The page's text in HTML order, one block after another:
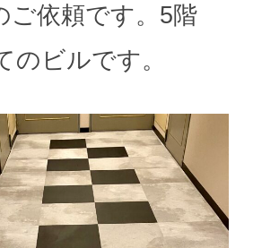
ご依頼です。5階
のビルです。